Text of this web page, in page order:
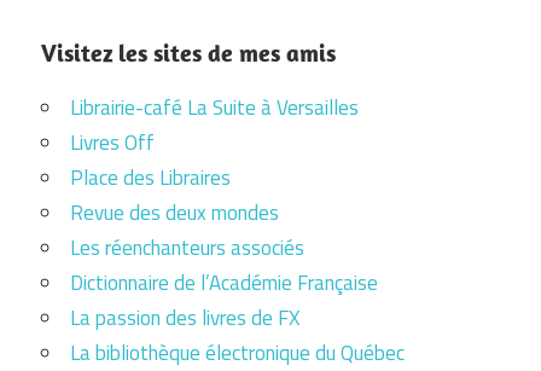
Visitez les sites de mes amis
Librairie-café La Suite à Versailles
Livres Off
Place des Libraires
Revue des deux mondes
Les réenchanteurs associés
Dictionnaire de l’Académie Française
La passion des livres de FX
La bibliothèque électronique du Québec